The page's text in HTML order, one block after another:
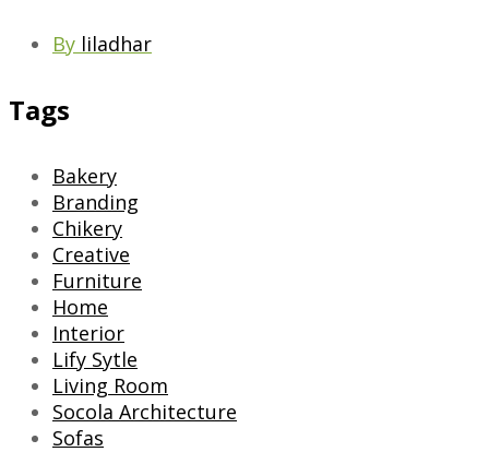
By liladhar
Tags
Bakery
Branding
Chikery
Creative
Furniture
Home
Interior
Lify Sytle
Living Room
Socola Architecture
Sofas